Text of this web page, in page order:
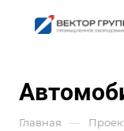
Главная —